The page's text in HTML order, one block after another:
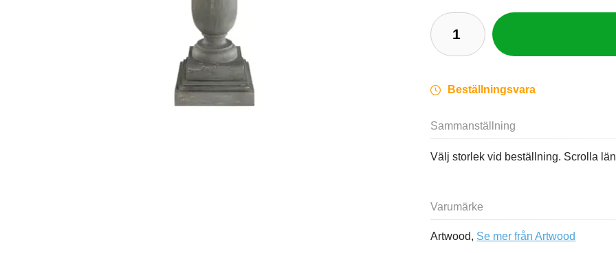
Beställningsvara
Sammanställning
Välj storlek vid beställning. Scrolla
Varumärke
Artwood, Se mer från Artwood